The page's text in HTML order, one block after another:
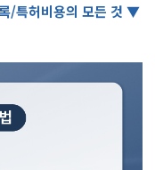
/특허비용의 모든 것 ▼